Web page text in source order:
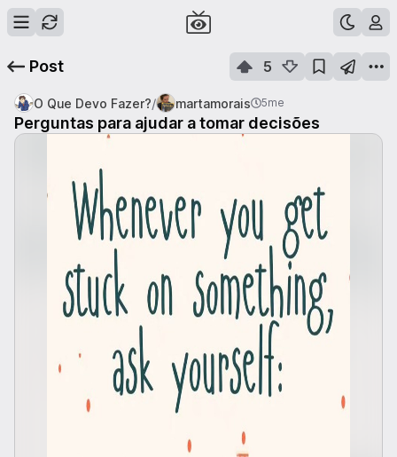
Post 5
O Que Devo Fazer?/ martamorais 5me
Perguntas para ajudar a tomar decisões